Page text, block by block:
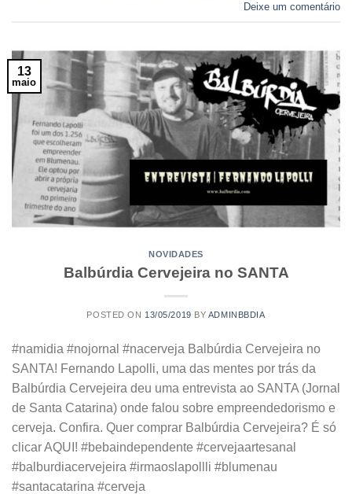
Deixe um comentário
13
maio
NOVIDADES
Balbúrdia Cervejeira no SANTA
POSTED ON 13/05/2019 BY ADMINBBDIA
#namidia #nojornal #nacerveja Balbúrdia Cervejeira no
SANTA! Fernando Lapolli, uma das mentes por trás da
Balbúrdia Cervejeira deu uma entrevista ao SANTA (Jornal
de Santa Catarina) onde falou sobre empreendedorismo e
cerveja. Confira. Quer comprar Balbúrdia Cervejeira? É só
clicar AQUI! #bebaindependente #cervejaartesanal
#balburdiacervejeira #irmaoslapollli #blumenau
#santacatarina #cerveja